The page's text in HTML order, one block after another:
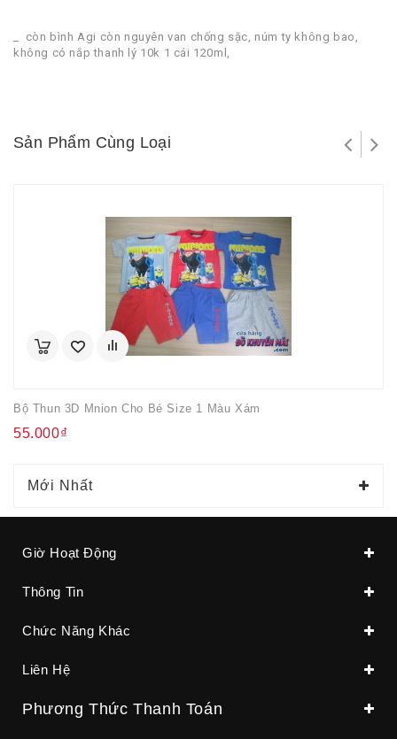
_ còn bình Agi còn nguyên van chống sặc, núm ty không bao,
không có nắp thanh lý 10k 1 cái 120ml,
Sản Phẩm Cùng Loại
Bộ Thun 3D Mnion Cho Bé Size 1 Màu Xám
55.000₫
Mới Nhất
Giờ Hoạt Động
Thông Tin
Chức Năng Khác
Liên Hệ
Phương Thức Thanh Toán